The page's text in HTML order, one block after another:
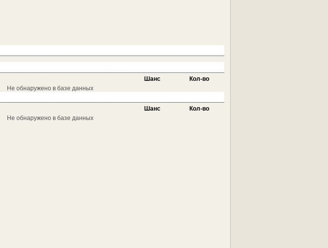
Шанс
Кол-во
Не обнаружено в базе данных
Шанс
Кол-во
Не обнаружено в базе данных